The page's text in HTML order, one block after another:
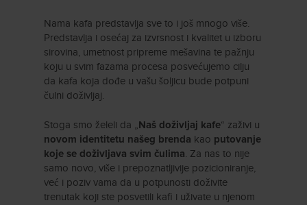
Nama kafa predstavlja sve to i još mnogo više.
Predstavlja i osećaj za izvrsnost i kvalitet u izboru
sirovina, umetnost pripreme mešavina te pažnju
koju u svim fazama procesa posvećujemo cilju
da kafa koja dođe u vašu šoljicu bude potpuni
čulni doživljaj.
Stoga smo želeli da „ Naš doživljaj kafe“ zaživi u
novom identitetu našeg brenda kao putovanje
koje se doživljava svim čulima . Za nas to nije
samo novo, više i prepoznatljivije pozicioniranje,
već i poziv vama da u potpunosti doživite
trenutak koji ste posvetili kafi i uživate u njenom